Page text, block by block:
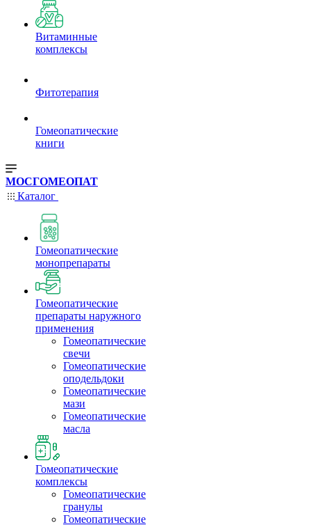
Витаминные
комплексы
Фитотерапия
Гомеопатические
книги
МОСГОМЕОПАТ
Каталог
Гомеопатические
монопрепараты
Гомеопатические
препараты наружного
применения
Гомеопатические
свечи
Гомеопатические
оподельдоки
Гомеопатические
мази
Гомеопатические
масла
Гомеопатические
комплексы
Гомеопатические
гранулы
Гомеопатические